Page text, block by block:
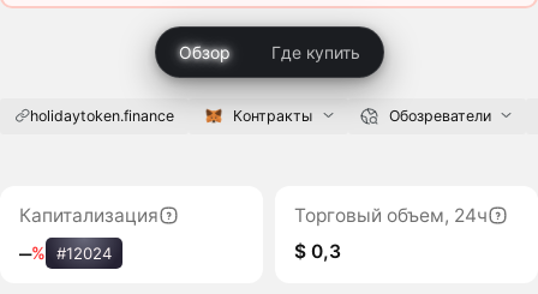
Обзор Где купить
holidaytoken.finance Контракты Обозреватели
Капитализация
‒% #12024
Торговый объем, 24ч
$ 0,3